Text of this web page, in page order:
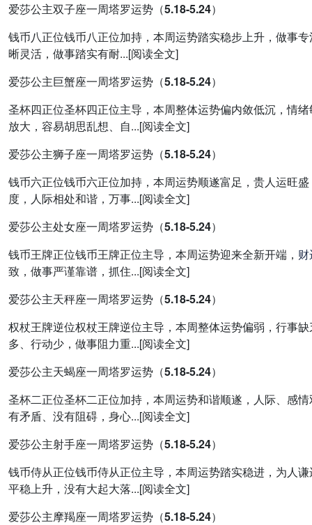
爱莎公主双子座一周塔罗运势（5.18-5.24）
钱币八正位钱币八正位加持，本周运势踏实稳步上升，做事
晰灵活，做事踏实有耐...[阅读全文]
爱莎公主巨蟹座一周塔罗运势（5.18-5.24）
圣杯四正位圣杯四正位主导，本周整体运势偏内敛低沉，情
放大，容易胡思乱想、自...[阅读全文]
爱莎公主狮子座一周塔罗运势（5.18-5.24）
钱币六正位钱币六正位加持，本周运势顺遂富足，贵人运旺
度，人际相处和谐，万事...[阅读全文]
爱莎公主处女座一周塔罗运势（5.18-5.24）
钱币王牌正位钱币王牌正位主导，本周运势迎来全新开端，
致，做事严谨靠谱，抓住...[阅读全文]
爱莎公主天秤座一周塔罗运势（5.18-5.24）
权杖王牌逆位权杖王牌逆位主导，本周整体运势偏弱，行事
多、行动少，做事阻力重...[阅读全文]
爱莎公主天蝎座一周塔罗运势（5.18-5.24）
圣杯二正位圣杯二正位加持，本周运势和谐顺遂，人际、感
有矛盾、没有阻碍，身心...[阅读全文]
爱莎公主射手座一周塔罗运势（5.18-5.24）
钱币侍从正位钱币侍从正位主导，本周运势踏实稳进，为人
平稳上升，没有大起大落...[阅读全文]
爱莎公主摩羯座一周塔罗运势（5.18-5.24）